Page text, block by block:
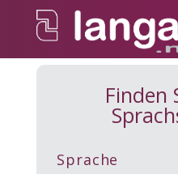
Finden
Sprache